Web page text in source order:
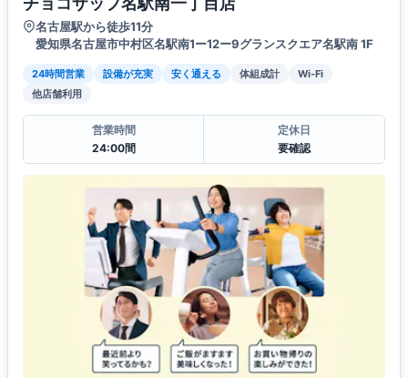
名古屋駅から徒歩11分
愛知県名古屋市中村区名駅南1ー12ー9グランスクエア名駅南 1F
24時間営業 設備が充実 安く通える 体組成計
Wi-Fi
他店舗利用
営業時間
24:00間
定休日
要確認